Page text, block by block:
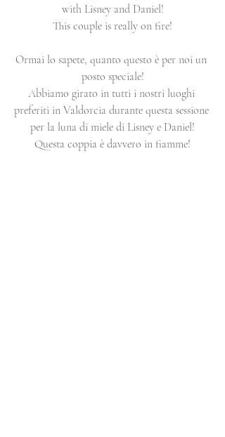
with Lisney and Daniel!
This couple is really on fire!
Ormai lo sapete, quanto questo è per noi un
posto speciale!
Abbiamo girato in tutti i nostri luoghi
preferiti in Valdorcia durante questa sessione
per la luna di miele di Lisney e Daniel!
Questa coppia è davvero in fiamme!